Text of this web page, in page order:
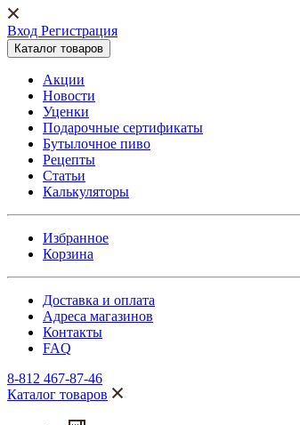
Вход Регистрация
Каталог товаров
Акции
Новости
Уценки
Подарочные сертификаты
Бутылочное пиво
Рецепты
Статьи
Калькуляторы
Избранное
Корзина
Доставка и оплата
Адреса магазинов
Контакты
FAQ
8-812 467-87-46
Каталог товаров